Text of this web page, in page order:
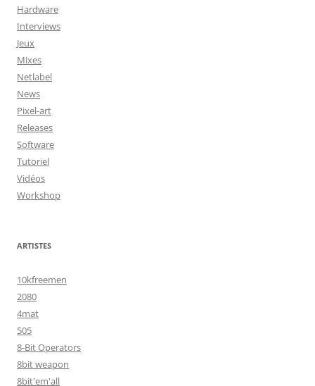
Hardware
Interviews
Jeux
Mixes
Netlabel
News
Pixel-art
Releases
Software
Tutoriel
Vidéos
Workshop
ARTISTES
10kfreemen
2080
4mat
505
8-Bit Operators
8bit weapon
8bit'em'all